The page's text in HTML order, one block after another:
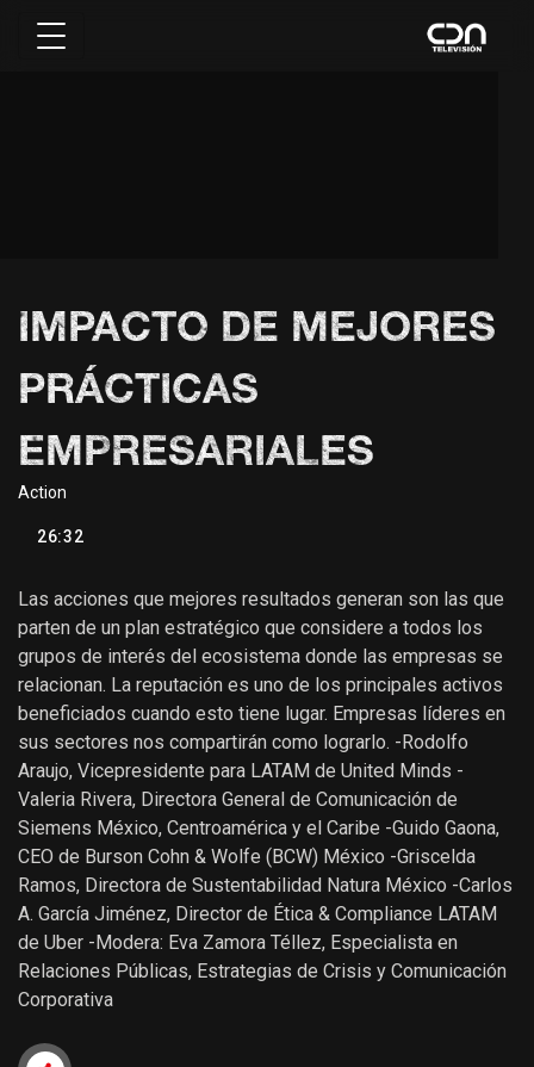
IMPACTO DE MEJORES
PRÁCTICAS
EMPRESARIALES
Action
26:32
Las acciones que mejores resultados generan son las que
parten de un plan estratégico que considere a todos los
grupos de interés del ecosistema donde las empresas se
relacionan. La reputación es uno de los principales activos
beneficiados cuando esto tiene lugar. Empresas líderes en
sus sectores nos compartirán como lograrlo. -Rodolfo
Araujo, Vicepresidente para LATAM de United Minds -
Valeria Rivera, Directora General de Comunicación de
Siemens México, Centroamérica y el Caribe -Guido Gaona,
CEO de Burson Cohn & Wolfe (BCW) México -Griscelda
Ramos, Directora de Sustentabilidad Natura México -Carlos
A. García Jiménez, Director de Ética & Compliance LATAM
de Uber -Modera: Eva Zamora Téllez, Especialista en
Relaciones Públicas, Estrategias de Crisis y Comunicación
Corporativa